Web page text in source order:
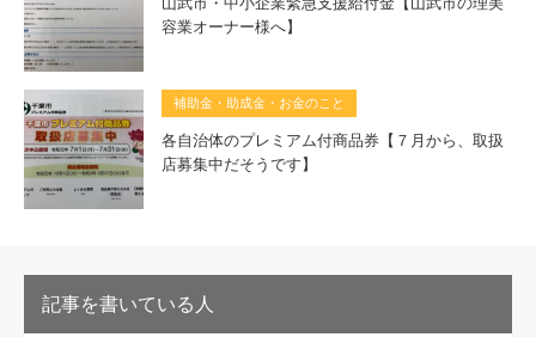
容業オーナー様へ】
補助金・助成金・お金のこと
各自治体のプレミアム付商品券【７月から、取扱
店募集中だそうです】
記事を書いている人